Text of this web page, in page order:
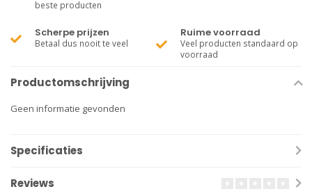
beste producten
Scherpe prijzen
Betaal dus nooit te veel
Ruime voorraad
Veel producten standaard op
voorraad
Productomschrijving
Geen informatie gevonden
Specificaties
Reviews